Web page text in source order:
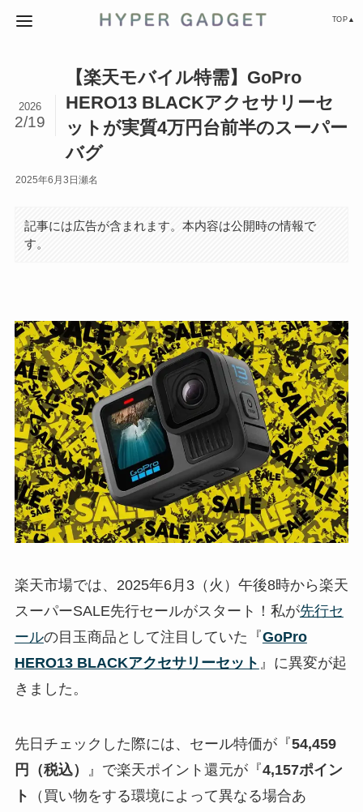
TOP▲
【楽天モバイル特需】GoPro
HERO13 BLACKアクセサリーセ
ットが実質4万円台前半のスーパー
バグ
2026
2/19
2025年6月3日 瀬名
記事には広告が含まれます。本内容は公開時の情報で
す。
楽天市場では、2025年6月3（火）午後8時から楽天
スーパーSALE先行セールがスタート！私が先行セ
ールの目玉商品として注目していた『GoPro
HERO13 BLACKアクセサリーセット 』に異変が起
きました。
先日チェックした際には、セール特価が『54,459
円（税込）
』で楽天ポイント還元が『4,157ポイン
ト
（買い物をする環境によって異なる場合あ